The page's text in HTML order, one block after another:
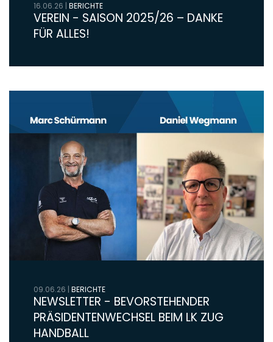
16.06.26 | BERICHTE
VEREIN - SAISON 2025/26 – DANKE
FÜR ALLES!
09.06.26 | BERICHTE
NEWSLETTER - BEVORSTEHENDER
PRÄSIDENTENWECHSEL BEIM LK ZUG
HANDBALL